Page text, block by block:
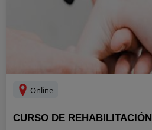
Online
CURSO DE REHABILITACIÓN